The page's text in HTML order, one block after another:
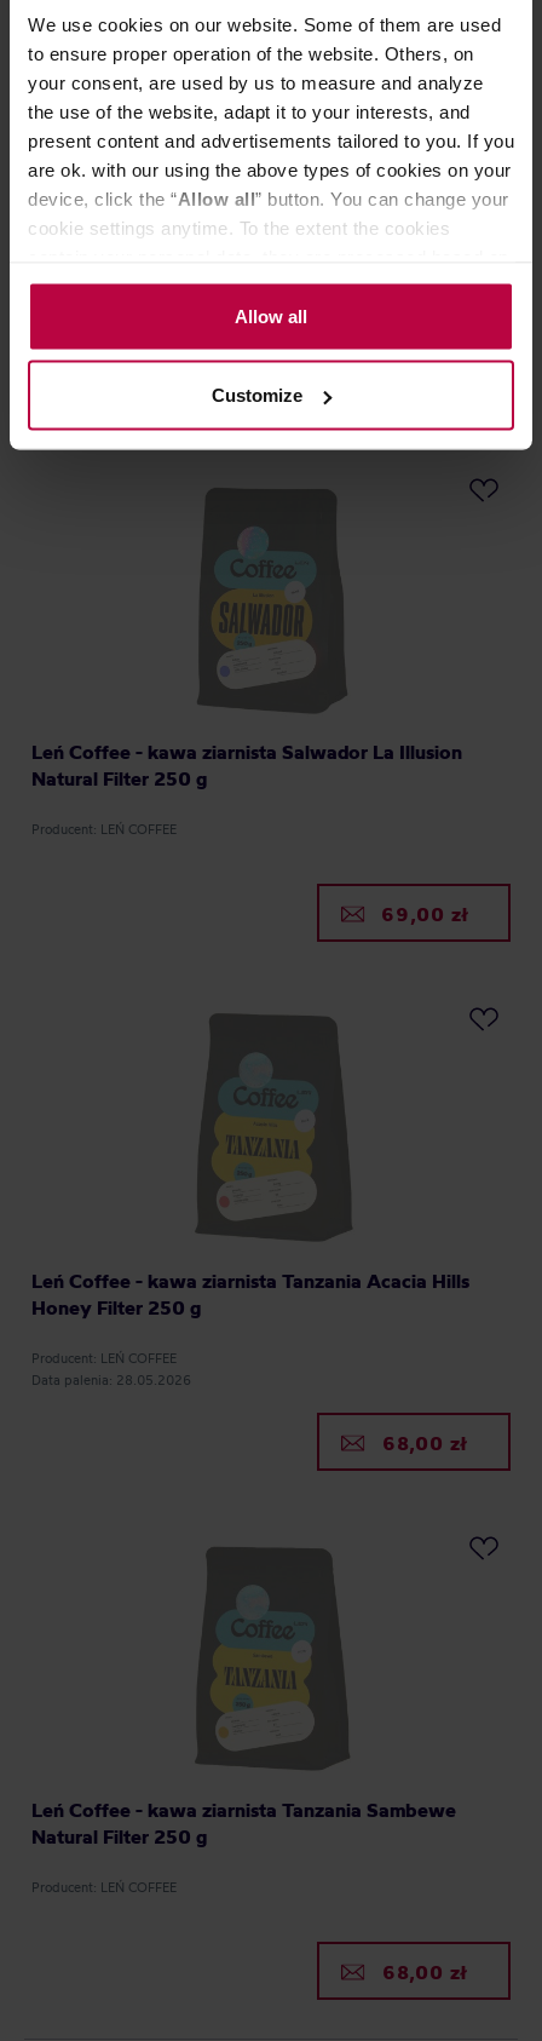
We use cookies on our website. Some of them are used
to ensure proper operation of the website. Others, on
your consent, are used by us to measure and analyze
the use of the website, adapt it to your interests, and
present content and advertisements tailored to you. If you
are ok. with our using the above types of cookies on your
device, click the “Allow all” button. You can change your
cookie settings anytime. To the extent the cookies
the controller’s (namely, ALL GOOD S.A., ul.
Mazowiecka 24I/U9, 78-100 Kołobrzeg) or third parties’
legitimate interests which are to ensure a high quality of
activities of the controller and authorized entities. More
information about cookies and the personal data
Allow all
Customize
Leń Coffee - kawa ziarnista Salwador Finca Altamira
Leń Coffee - kawa ziarnista Salwador La Illusion
Natural Filter 250 g
Producent: LEŃ COFFEE
69,00 zł
Leń Coffee - kawa ziarnista Tanzania Acacia Hills
Honey Filter 250 g
Producent: LEŃ COFFEE
Data palenia: 28.05.2026
68,00 zł
Leń Coffee - kawa ziarnista Tanzania Sambewe
Natural Filter 250 g
Producent: LEŃ COFFEE
68,00 zł